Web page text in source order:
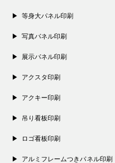
等身大パネル印刷
写真パネル印刷
展示パネル印刷
アクスタ印刷
アクキー印刷
吊り看板印刷
ロゴ看板印刷
アルミフレームつきパネル印刷